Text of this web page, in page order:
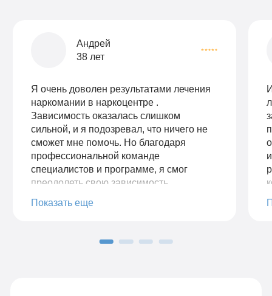
Андрей
38 лет
Я очень доволен результатами лечения
наркомании в наркоцентре .
Зависимость оказалась слишком
сильной, и я подозревал, что ничего не
сможет мне помочь. Но благодаря
профессиональной команде
специалистов и программе, я смог
преодолеть свою зависимость
необходимые ресурсы и поддержку во
Показать еще